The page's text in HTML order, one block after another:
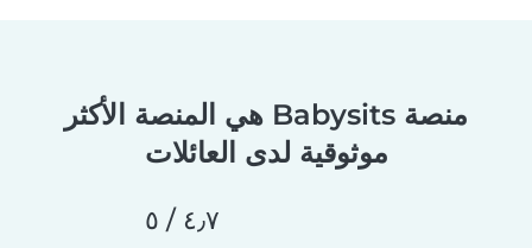
منصة Babysits هي المنصة الأكثر
موثوقية لدى العائلات
٤٫٧ / ٥